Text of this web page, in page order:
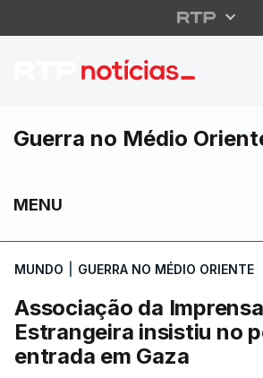
Associação
Guerra no Médio
MENU
MUNDO GUERRA NO MÉDIO ORIENTE
Associação da Imprensa
Estrangeira insistiu no
entrada em Gaza